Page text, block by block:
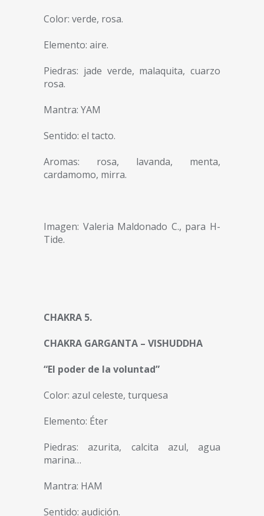
Color: verde, rosa.
Elemento: aire.
Piedras: jade verde, malaquita, cuarzo
rosa.
Mantra: YAM
Sentido: el tacto.
Aromas: rosa, lavanda, menta,
cardamomo, mirra.
Imagen: Valeria Maldonado C., para H-
Tide.
CHAKRA 5.
CHAKRA GARGANTA – VISHUDDHA
“El poder de la voluntad”
Color: azul celeste, turquesa
Elemento: Éter
Piedras: azurita, calcita azul, agua
marina…
Mantra: HAM
Sentido: audición.